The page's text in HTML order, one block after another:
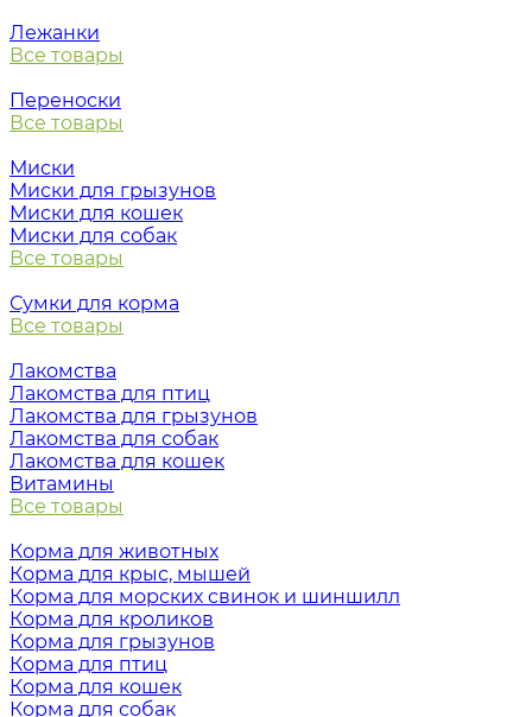
Лежанки
Все товары
Переноски
Все товары
Миски
Миски для грызунов
Миски для кошек
Миски для собак
Все товары
Сумки для корма
Все товары
Лакомства
Лакомства для птиц
Лакомства для грызунов
Лакомства для собак
Лакомства для кошек
Витамины
Все товары
Корма для животных
Корма для крыс, мышей
Корма для морских свинок и шиншилл
Корма для кроликов
Корма для грызунов
Корма для птиц
Корма для кошек
Корма для собак